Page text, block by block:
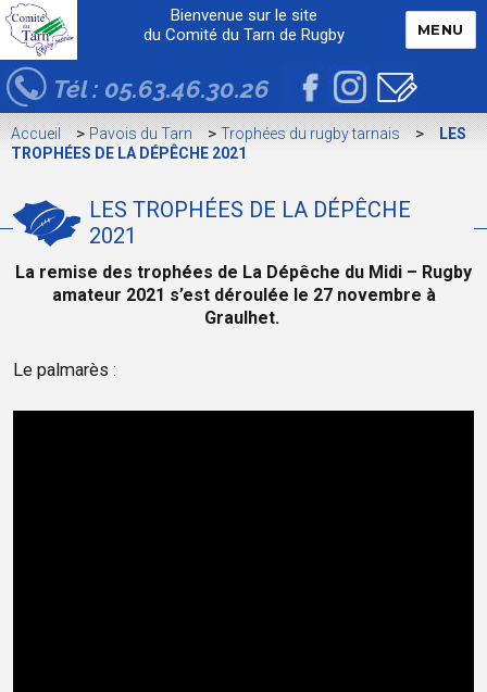
Bienvenue sur le site
du Comité du Tarn de Rugby
Tél : 05.63.46.30.26
MENU
Accueil >Pavois du Tarn >Trophées du rugby tarnais >
LES
TROPHÉES DE LA DÉPÊCHE 2021
LES TROPHÉES DE LA DÉPÊCHE
2021
La remise des trophées de La Dépêche du Midi – Rugby
amateur 2021 s’est déroulée le 27 novembre à
Graulhet.
Le palmarès :